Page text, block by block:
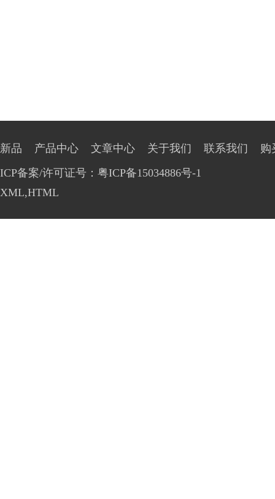
新品 产品中心 文章中心 关于我们 联系我们
购
ICP备案/许可证号：粤ICP备15034886号-1
XML,HTML